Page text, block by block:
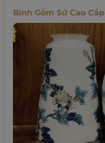
Bình Gốm Sứ Cao Cấp